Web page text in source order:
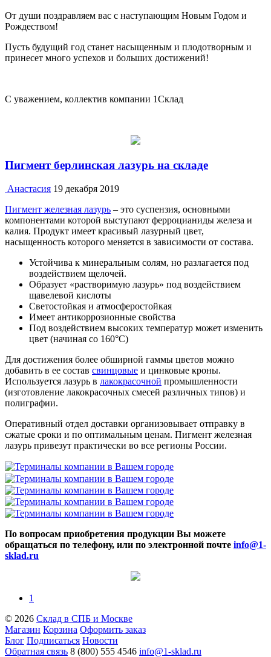
От души поздравляем вас с наступающим Новым Годом и
Рождеством!
Пусть будущий год станет насыщенным и плодотворным и
принесет много успехов и больших достижений!
С уважением, коллектив компании 1Склад
Пигмент берлинская лазурь на складе
Анастасия 19 декабря 2019
Пигмент железная лазурь – это суспензия, основными
компонентами которой выступают ферроцианиды железа и
калия. Продукт имеет красивый лазурный цвет,
насыщенность которого меняется в зависимости от состава.
Устойчива к минеральным солям, но разлагается под
воздействием щелочей.
Образует «растворимую лазурь» под воздействием
щавелевой кислоты
Светостойкая и атмосферостойкая
Имеет антикоррозионные свойства
Под воздействием высоких температур может изменить
цвет (начиная со 160°C)
Для достижения более обширной гаммы цветов можно
добавить в ее состав свинцовые и цинковые кроны.
Используется лазурь в лакокрасочной промышленности
(изготовление лакокрасочных смесей различных типов) и
полиграфии.
Оперативный отдел доставки организовывает отправку в
сжатые сроки и по оптимальным ценам. Пигмент железная
лазурь привезут практически во все регионы России.
По вопросам приобретения продукции Вы можете
обращаться по телефону, или по электронной почте info@1-
sklad.ru
1
© 2026 Склад в СПБ и Москве
Магазин Корзина Оформить заказ
Блог Подписаться Новости
Обратная связь 8 (800) 555 4546 info@1-sklad.ru